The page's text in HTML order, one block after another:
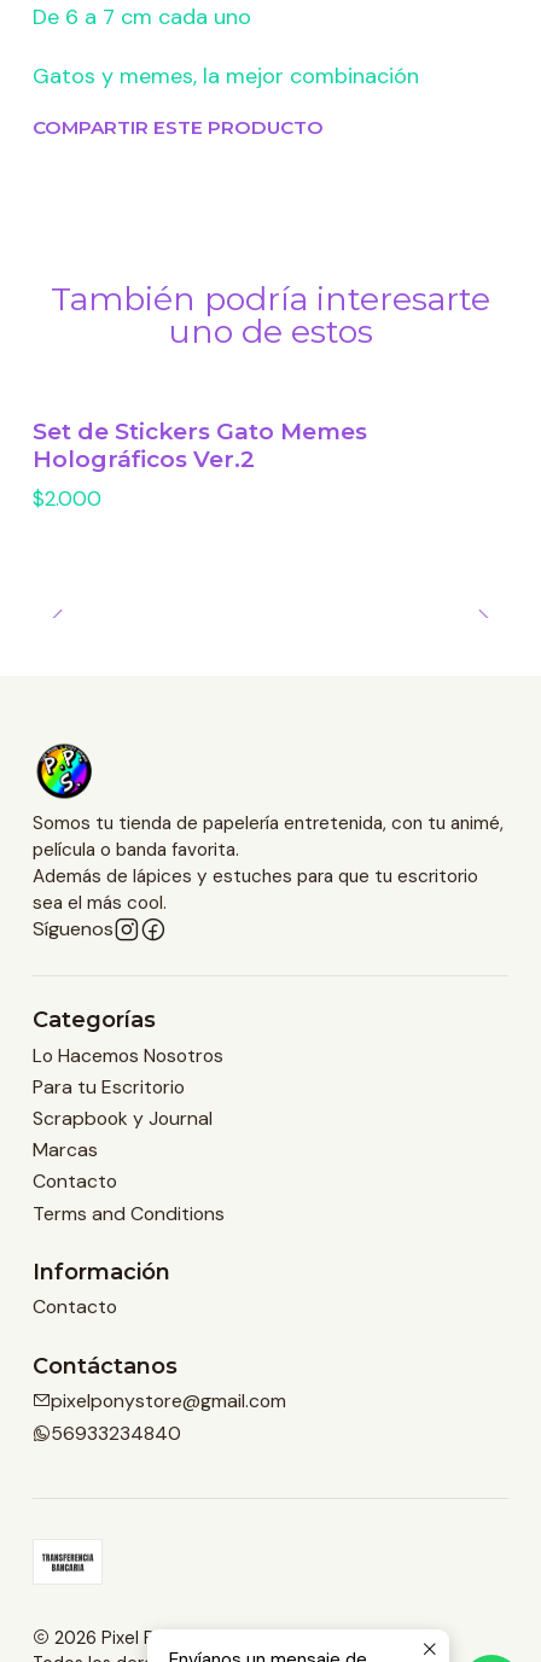
De 6 a 7 cm cada uno
Gatos y memes, la mejor combinación
COMPARTIR ESTE PRODUCTO
También podría interesarte
uno de estos
Set de Stickers Gato Memes
Holográficos Ver.2
$2.000
Somos tu tienda de papelería entretenida, con tu animé,
película o banda favorita.
Además de lápices y estuches para que tu escritorio
sea el más cool.
Síguenos
Categorías
Lo Hacemos Nosotros
Para tu Escritorio
Scrapbook y Journal
Marcas
Contacto
Terms and Conditions
Información
Contacto
Contáctanos
pixelponystore@gmail.com
56933234840
2026 Pixel Pony Store.